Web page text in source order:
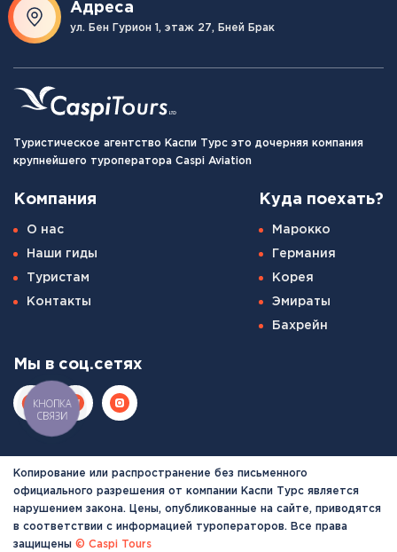
Адреса
ул. Бен Гурион 1, этаж 27, Бней Брак
Туристическое агентство Каспи Турс это дочерняя компания
крупнейшего туроператора Caspi Aviation
Компания
О нас
Наши гиды
Туристам
Контакты
Куда поехать?
Марокко
Германия
Корея
Эмираты
Бахрейн
Мы в соц.сетях
Копирование или распространение без письменного
официального разрешения от компании Каспи Турс является
нарушением закона. Цены, опубликованные на сайте, приводятся
в соответствии с информацией туроператоров. Все права
защищены © Caspi Tours
КНОПКА
СВЯЗИ